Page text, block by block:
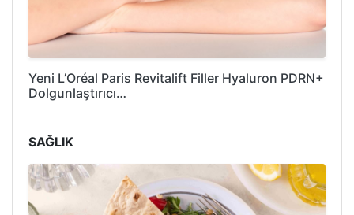
Yeni L’Oréal Paris Revitalift Filler Hyaluron PDRN+
Dolgunlaştırıcı…
SAĞLIK